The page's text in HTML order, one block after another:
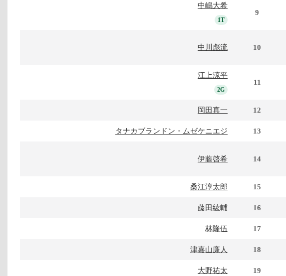
中嶋大希
1T
9
中川彪流 10
江上涼平
2G
11
岡田真一 12
タナカブランドン・ムゼケニエジ 13
伊藤啓希 14
桑江淳太郎 15
藤田紘輔 16
林隆伍 17
津嘉山廉人 18
大野祐太 19